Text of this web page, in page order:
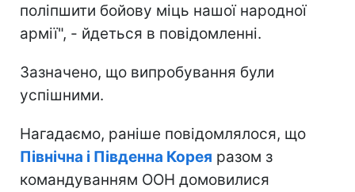
поліпшити бойову міць нашої народної
армії", - йдеться в повідомленні.
Зазначено, що випробування були
успішними.
Нагадаємо, раніше повідомлялося, що
Північна і Південна Корея разом з
командуванням ООН домовилися